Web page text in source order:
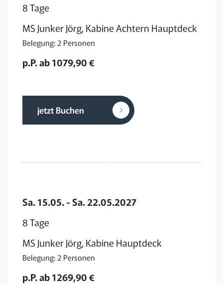
8 Tage
MS Junker Jörg, Kabine Achtern Hauptdeck
Belegung: 2 Personen
p.P. ab 1079,90 €
jetzt Buchen
Sa. 15.05. - Sa. 22.05.2027
8 Tage
MS Junker Jörg, Kabine Hauptdeck
Belegung: 2 Personen
p.P. ab 1269,90 €